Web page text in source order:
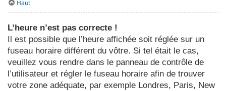
Haut
L’heure n’est pas correcte !
Il est possible que l’heure affichée soit réglée sur un
fuseau horaire différent du vôtre. Si tel était le cas,
veuillez vous rendre dans le panneau de contrôle de
l’utilisateur et régler le fuseau horaire afin de trouver
votre zone adéquate, par exemple Londres, Paris, New